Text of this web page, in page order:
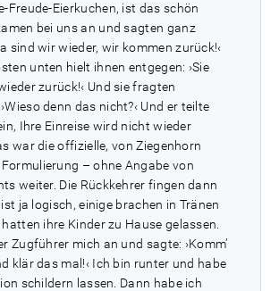
Freude-Eierkuchen, ist das schön
bei uns an und sagten ganz
sind wir wieder, wir kommen zurück!‹
unten hielt ihnen entgegen: ›Sie
zurück!‹ Und sie fragten
denn das nicht?‹ Und er teilte
Ihre Einreise wird nicht wieder
war die offizielle, von Ziegenhorn
– ohne Angabe von
weiter. Die Rückkehrer fingen dann
ja logisch, einige brachen in Tränen
ihre Kinder zu Hause gelassen.
Zugführer mich an und sagte: ›Komm’
klär das mal!‹ Ich bin runter und habe
schildern lassen. Dann habe ich